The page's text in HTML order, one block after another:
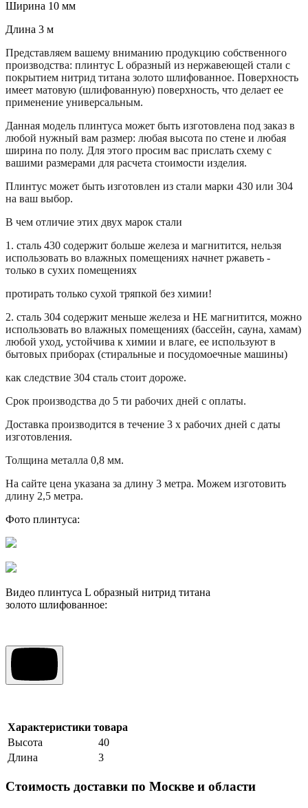
Ширина 10 мм
Длина 3 м
Представляем вашему вниманию продукцию собственного
производства: плинтус L образный из нержавеющей стали с
покрытием нитрид титана золото шлифованное. Поверхность
имеет матовую (шлифованную) поверхность, что делает ее
применение универсальным.
Данная модель плинтуса может быть изготовлена под заказ в
любой нужный вам размер: любая высота по стене и любая
ширина по полу. Для этого просим вас прислать схему с
вашими размерами для расчета стоимости изделия.
Плинтус может быть изготовлен из стали марки 430 или 304
на ваш выбор.
В чем отличие этих двух марок стали
1. сталь 430 содержит больше железа и магнитится, нельзя
использовать во влажных помещениях начнет ржаветь -
только в сухих помещениях
протирать только сухой тряпкой без химии!
2. сталь 304 содержит меньше железа и НЕ магнитится, можно
использовать во влажных помещениях (бассейн, сауна, хамам)
любой уход, устойчива к химии и влаге, ее используют в
бытовых приборах (стиральные и посудомоечные машины)
как следствие 304 сталь стоит дороже.
Срок производства до 5 ти рабочих дней с оплаты.
Доставка производится в течение 3 х рабочих дней с даты
изготовления.
Толщина металла 0,8 мм.
На сайте цена указана за длину 3 метра. Можем изготовить
длину 2,5 метра.
Фото плинтуса:
Видео плинтуса L образный нитрид титана
золото шлифованное:
Характеристики товара
Высота
40
Длина
3
Стоимость доставки по Москве и области